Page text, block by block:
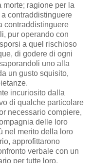
morte; ragione per la
contraddistinguere
contraddistinguere
pur operando con
a quel rischioso
di godere di ogni
uno alla
un gusto squisito,
incuriosito dalla
di qualche particolare
necessario compiere,
delle loro
nel merito della loro
approfittarono
verbale con un
per tutte loro,